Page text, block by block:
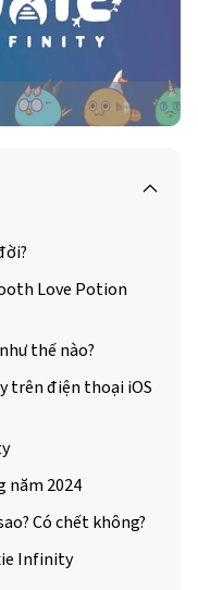
Love Potion
thế nào?
trên điện thoại iOS
năm 2024
Có chết không?
Infinity